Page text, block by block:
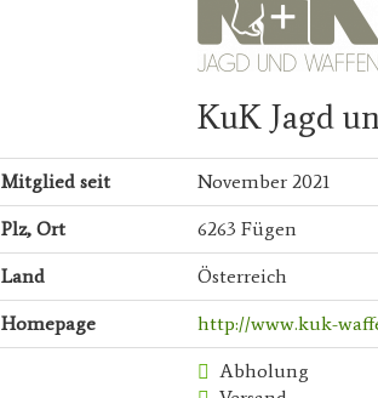
KuK Jagd
Mitglied seit November 2021
Plz, Ort 6263 Fügen
Land Österreich
Homepage http://www.kuk-
Abholung